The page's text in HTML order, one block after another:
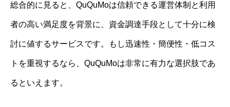
総合的に見ると、QuQuMoは信頼できる運営体制と利用
者の高い満足度を背景に、資金調達手段として十分に検
討に値するサービスです。もし迅速性・簡便性・低コス
トを重視するなら、QuQuMoは非常に有力な選択肢であ
るといえます。